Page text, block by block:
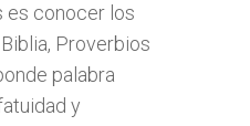
es conocer los
Proverbios
palabra
y